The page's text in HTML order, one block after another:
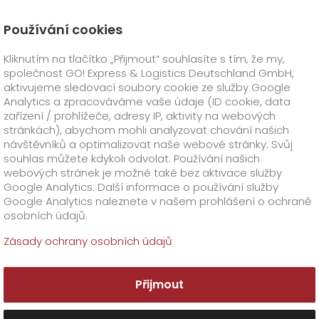
GO! Express
GO! přímé transporty
GO! Smart express
GO! Česko
Oborová řešení
GO!Life science
GO!Clinical Research
GO!Pharma
GO!Automotive & Industry
Doplňkové služby
Online & Track
GO! Warehouse
GO! Kryo
Zákazník +
Doplňkové informace
O firmě +
Používání cookies
Kliknutím na tlačítko „Přijmout“ souhlasíte s tím, že my,
společnost GO! Express & Logistics Deutschland GmbH,
aktivujeme sledovací soubory cookie ze služby Google
Analytics a zpracováváme vaše údaje (ID cookie, data
zařízení / prohlížeče, adresy IP, aktivity na webových
stránkách), abychom mohli analyzovat chování našich
návštěvníků a optimalizovat naše webové stránky. Svůj
souhlas můžete kdykoli odvolat. Používání našich
webových stránek je možné také bez aktivace služby
Google Analytics. Další informace o používání služby
Google Analytics naleznete v našem prohlášení o ochraně
osobních údajů.
Zásady ochrany osobních údajů
Přijmout